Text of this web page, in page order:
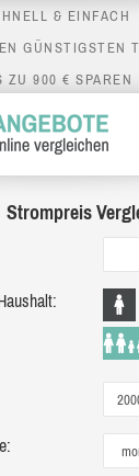
& EINFACH
GÜNSTIGSTEN
ZU 900 € SPAREN
Strompreis